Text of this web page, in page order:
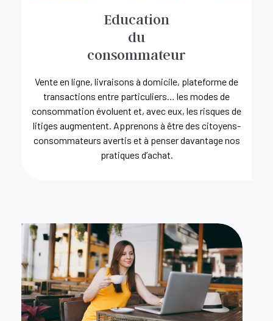
Education
du
consommateur
Vente en ligne, livraisons à domicile, plateforme de
transactions entre particuliers… les modes de
consommation évoluent et, avec eux, les risques de
litiges augmentent. Apprenons à être des citoyens-
consommateurs avertis et à penser davantage nos
pratiques d’achat.